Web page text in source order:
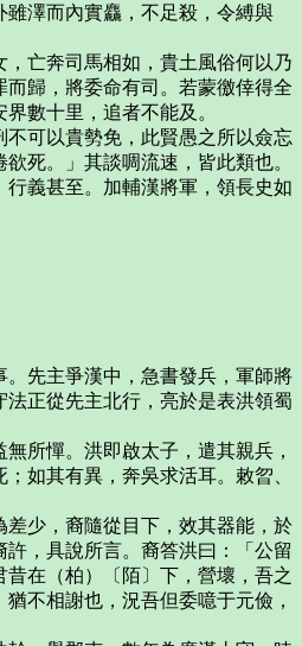
澤而內實麤，不足殺，令縛與
亡奔司馬相如，貴土風俗何以乃
歸，將委命有司。若蒙徼倖得全
數十里，追者不能及。
可以貴勢免，此賢愚之所以僉忘
死。」其談啁流速，皆此類也。
義甚至。加輔漢將軍，領長史如
先主爭漢中，急書發兵，軍師將
正從先主北行，亮於是表洪領蜀
所憚。洪即啟太子，遣其親兵，
如其有異，奔吳求活耳。敕曶、
少，裔隨從目下，效其器能，於
，具說所言。裔答洪曰：「公留
在（柏）〔陌〕下，營壞，吾之
不相謝也，況吾但委噫于元儉，